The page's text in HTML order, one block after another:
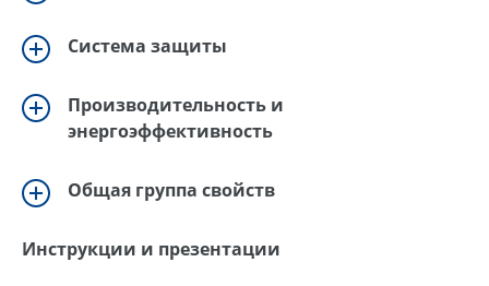
Система защиты
Производительность и
энергоэффективность
Общая группа свойств
Инструкции и презентации